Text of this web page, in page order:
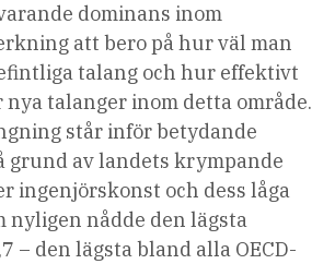
dominans inom
att bero på hur väl man
talang och hur effektivt
talanger inom detta område.
står inför betydande
grund av landets krympande
ingenjörskonst och dess låga
nyligen nådde den lägsta
– den lägsta bland alla OECD-